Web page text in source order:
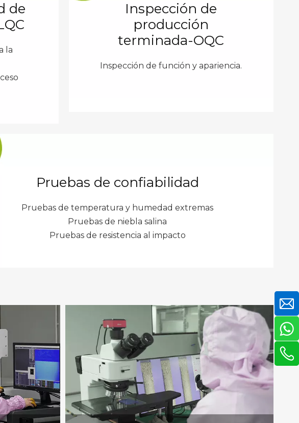
de
la
Inspección de
producción
terminada-OQC
Inspección de función y apariencia.
Pruebas de confiabilidad
Pruebas de temperatura y humedad extremas
Pruebas de niebla salina
Pruebas de resistencia al impacto